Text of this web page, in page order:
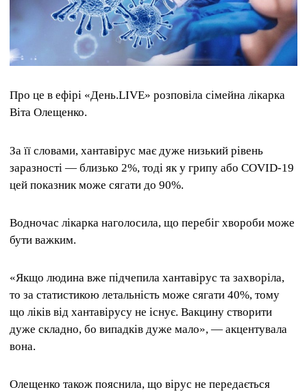
Про це в ефірі «День.LIVE» розповіла сімейна лікарка
Віта Олещенко.
За її словами, хантавірус має дуже низький рівень
заразності — близько 2%, тоді як у грипу або COVID-19
цей показник може сягати до 90%.
Водночас лікарка наголосила, що перебіг хвороби може
бути важким.
«Якщо людина вже підчепила хантавірус та захворіла,
то за статистикою летальність може сягати 40%, тому
що ліків від хантавірусу не існує. Вакцину створити
дуже складно, бо випадків дуже мало», — акцентувала
вона.
Олещенко також пояснила, що вірус не передається